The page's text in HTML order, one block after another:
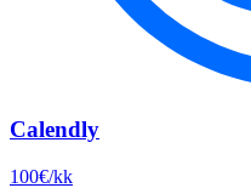
Calendly
100€/kk